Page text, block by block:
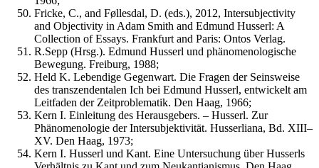
Fricke, C., and Føllesdal, D. (eds.), 2012, Intersubjectivity
and Objectivity in Adam Smith and Edmund Husserl: A
Collection of Essays. Frankfurt and Paris: Ontos Verlag.
R.Sepp (Hrsg.). Edmund Husserl und phänomenologische
Bewegung. Freiburg, 1988;
Held K. Lebendige Gegenwart. Die Fragen der Seinsweise
des transzendentalen Ich bei Edmund Husserl, entwickelt am
Leitfaden der Zeitproblematik. Den Haag, 1966;
Kern I. Einleitung des Herausgebers. – Husserl. Zur
Phänomenologie der Intersubjektivität. Husserliana, Bd. XIII–
XV. Den Haag, 1973;
Kern I. Husserl und Kant. Eine Untersuchung über Husserls